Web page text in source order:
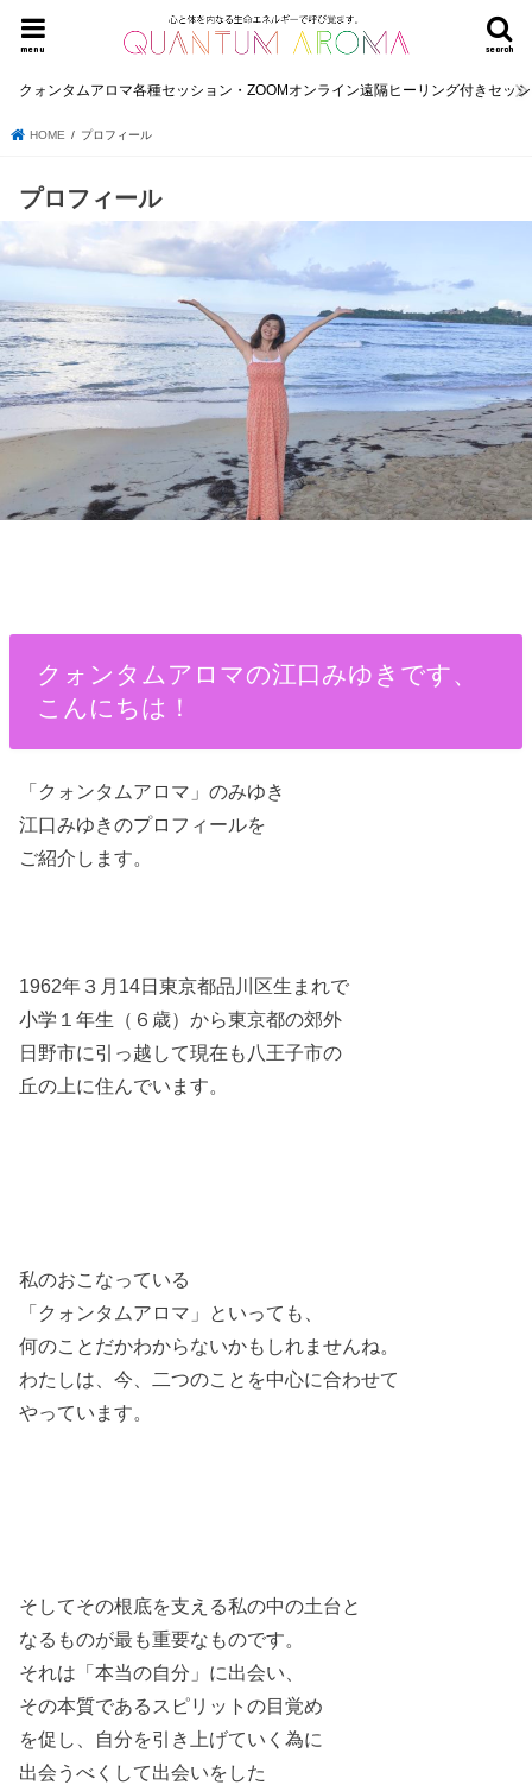
search
menu
クォンタムアロマ各種セッション・ZOOMオンライン遠隔ヒーリング付きセッ
HOME プロフィール
プロフィール
クォンタムアロマの江口みゆきです、
こんにちは！
「クォンタムアロマ」のみゆき
江口みゆきのプロフィールを
ご紹介します。
1962年３月14日東京都品川区生まれで
小学１年生（６歳）から東京都の郊外
日野市に引っ越して現在も八王子市の
丘の上に住んでいます。
私のおこなっている
「クォンタムアロマ」といっても、
何のことだかわからないかもしれませんね。
わたしは、今、二つのことを中心に合わせて
やっています。
そしてその根底を支える私の中の土台と
なるものが最も重要なものです。
それは「本当の自分」に出会い、
その本質であるスピリットの目覚め
を促し、自分を引き上げていく為に
出会うべくして出会いをした